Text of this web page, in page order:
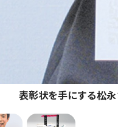
表彰状を手にする松